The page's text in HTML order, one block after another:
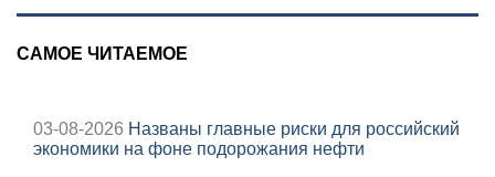
САМОЕ ЧИТАЕМОЕ
03-08-2026 Названы главные риски для российский
экономики на фоне подорожания нефти